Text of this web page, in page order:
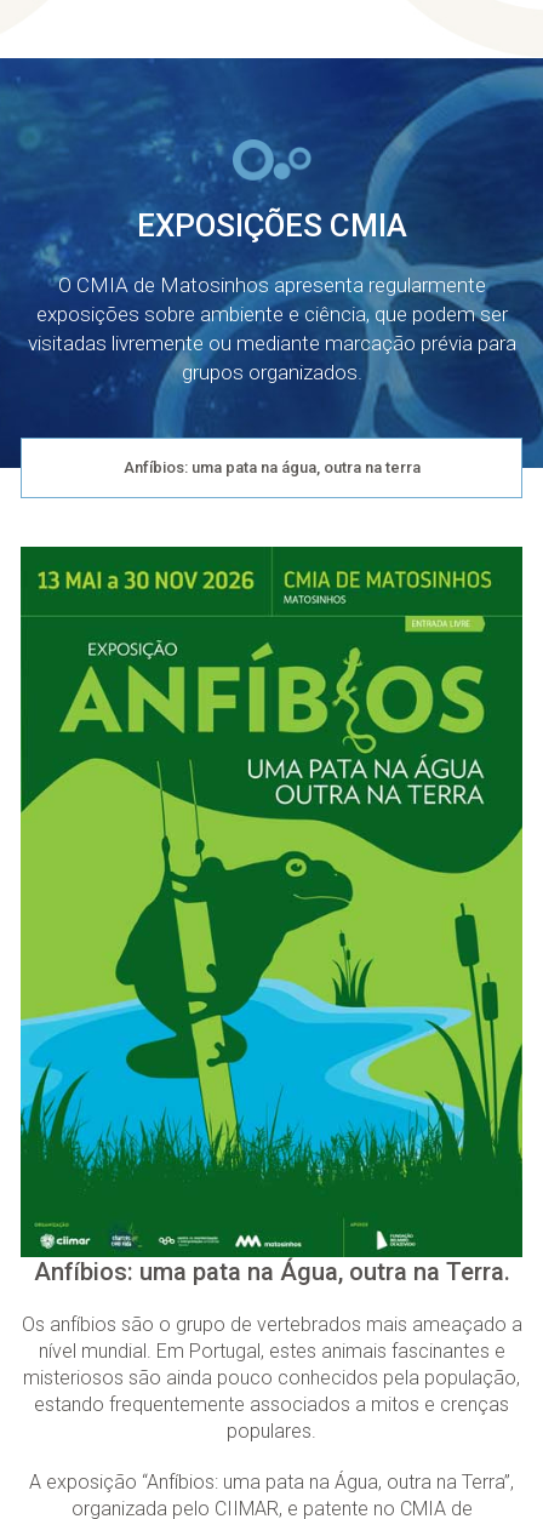
EXPOSIÇÕES CMIA
O CMIA de Matosinhos apresenta regularmente
exposições sobre ambiente e ciência, que podem ser
visitadas livremente ou mediante marcação prévia para
grupos organizados.
Anfíbios: uma pata na água, outra na terra
Anfíbios: uma pata na Água, outra na Terra.
Os anfíbios são o grupo de vertebrados mais ameaçado a
nível mundial. Em Portugal, estes animais fascinantes e
misteriosos são ainda pouco conhecidos pela população,
estando frequentemente associados a mitos e crenças
populares.
A exposição “Anfíbios: uma pata na Água, outra na Terra”,
organizada pelo CIIMAR, e patente no CMIA de